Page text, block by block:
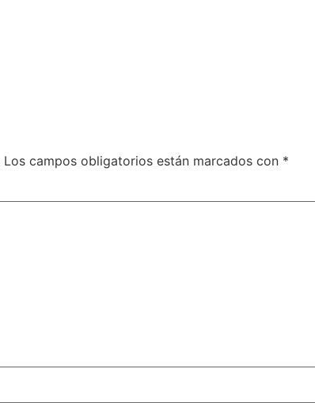
Los campos obligatorios están marcados con *